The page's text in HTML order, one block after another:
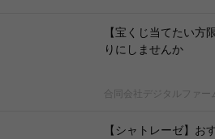
【宝くじ当てたい方
りにしませんか
合同会社デジタルファー
【シャトレーゼ】お